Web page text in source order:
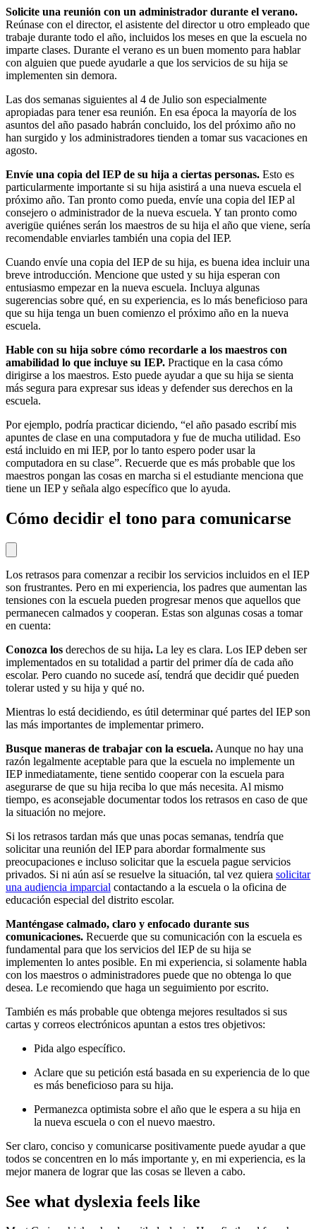
Solicite una reunión con un administrador durante el verano.
Reúnase con el director, el asistente del director u otro empleado que
trabaje durante todo el año, incluidos los meses en que la escuela no
imparte clases. Durante el verano es un buen momento para hablar
con alguien que puede ayudarle a que los servicios de su hija se
implementen sin demora.
Las dos semanas siguientes al 4 de Julio son especialmente
apropiadas para tener esa reunión. En esa época la mayoría de los
asuntos del año pasado habrán concluido, los del próximo año no
han surgido y los administradores tienden a tomar sus vacaciones en
agosto.
Envíe una copia del IEP de su hija a ciertas personas. Esto es
particularmente importante si su hija asistirá a una nueva escuela el
próximo año. Tan pronto como pueda, envíe una copia del IEP al
consejero o administrador de la nueva escuela. Y tan pronto como
averigüe quiénes serán los maestros de su hija el año que viene, sería
recomendable enviarles también una copia del IEP.
Cuando envíe una copia del IEP de su hija, es buena idea incluir una
breve introducción. Mencione que usted y su hija esperan con
entusiasmo empezar en la nueva escuela. Incluya algunas
sugerencias sobre qué, en su experiencia, es lo más beneficioso para
que su hija tenga un buen comienzo el próximo año en la nueva
escuela.
Hable con su hija sobre cómo recordarle a los maestros con
amabilidad lo que incluye su IEP. Practique en la casa cómo
dirigirse a los maestros. Esto puede ayudar a que su hija se sienta
más segura para expresar sus ideas y defender sus derechos en la
escuela.
Por ejemplo, podría practicar diciendo, “el año pasado escribí mis
apuntes de clase en una computadora y fue de mucha utilidad. Eso
está incluido en mi IEP, por lo tanto espero poder usar la
computadora en su clase”. Recuerde que es más probable que los
maestros pongan las cosas en marcha si el estudiante menciona que
tiene un IEP y señala algo específico que lo ayuda.
Cómo decidir el tono para comunicarse
Los retrasos para comenzar a recibir los servicios incluidos en el IEP
son frustrantes. Pero en mi experiencia, los padres que aumentan las
tensiones con la escuela pueden progresar menos que aquellos que
permanecen calmados y cooperan. Estas son algunas cosas a tomar
en cuenta:
Conozca los derechos de su hija. La ley es clara. Los IEP deben ser
implementados en su totalidad a partir del primer día de cada año
escolar. Pero cuando no sucede así, tendrá que decidir qué pueden
tolerar usted y su hija y qué no.
Mientras lo está decidiendo, es útil determinar qué partes del IEP son
las más importantes de implementar primero.
Busque maneras de trabajar con la escuela. Aunque no hay una
razón legalmente aceptable para que la escuela no implemente un
IEP inmediatamente, tiene sentido cooperar con la escuela para
asegurarse de que su hija reciba lo que más necesita. Al mismo
tiempo, es aconsejable documentar todos los retrasos en caso de que
la situación no mejore.
Si los retrasos tardan más que unas pocas semanas, tendría que
solicitar una reunión del IEP para abordar formalmente sus
preocupaciones e incluso solicitar que la escuela pague servicios
privados. Si ni aún así se resuelve la situación, tal vez quiera solicitar
una audiencia imparcial contactando a la escuela o la oficina de
educación especial del distrito escolar.
Manténgase calmado, claro y enfocado durante sus
comunicaciones. Recuerde que su comunicación con la escuela es
fundamental para que los servicios del IEP de su hija se
implementen lo antes posible. En mi experiencia, si solamente habla
con los maestros o administradores puede que no obtenga lo que
desea. Le recomiendo que haga un seguimiento por escrito.
También es más probable que obtenga mejores resultados si sus
cartas y correos electrónicos apuntan a estos tres objetivos:
Pida algo específico.
Aclare que su petición está basada en su experiencia de lo que
es más beneficioso para su hija.
Permanezca optimista sobre el año que le espera a su hija en
la nueva escuela o con el nuevo maestro.
Ser claro, conciso y comunicarse positivamente puede ayudar a que
todos se concentren en lo más importante y, en mi experiencia, es la
mejor manera de lograr que las cosas se lleven a cabo.
See what dyslexia feels like